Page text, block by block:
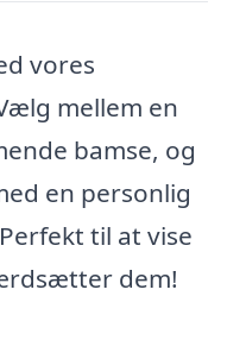
vores
mellem en
bamse, og
en personlig
til at vise
dem!